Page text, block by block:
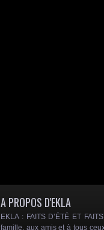
A PROPOS D'EKLA
EKLA : FAITS D’ÉTÉ ET
famille, aux amis et à tous